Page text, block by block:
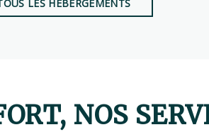
LES HÉBERGEMENTS
NOS